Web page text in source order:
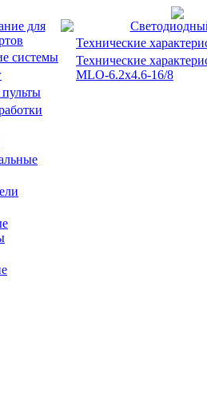
для
системы
Технические
Технические
MLO-6.2x4.6-16/8